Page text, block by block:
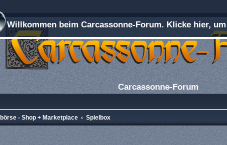
Willkommen beim Carcassonne-Forum. Klicke hier,
Carcassonne-Forum
- Shop + Marketplace Spielbox